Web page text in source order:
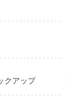
クアップ